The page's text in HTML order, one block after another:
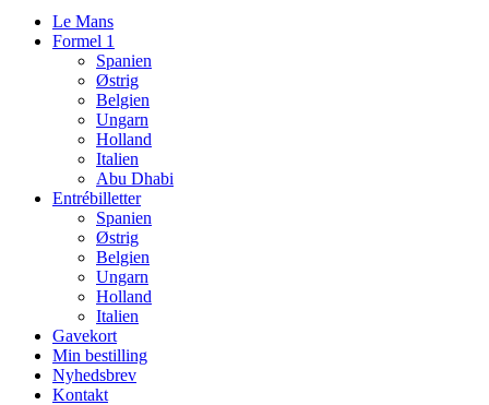
Le Mans
Formel 1
Spanien
Østrig
Belgien
Ungarn
Holland
Italien
Abu Dhabi
Entrébilletter
Spanien
Østrig
Belgien
Ungarn
Holland
Italien
Gavekort
Min bestilling
Nyhedsbrev
Kontakt